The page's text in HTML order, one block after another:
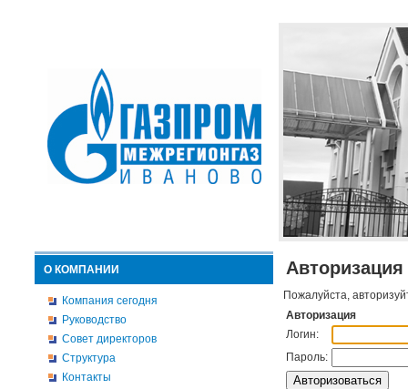
О КОМПАНИИ
Компания сегодня
Руководство
Совет директоров
Структура
Контакты
Авторизация
Пожалуйста,
Авторизация
Логин:
Пароль: